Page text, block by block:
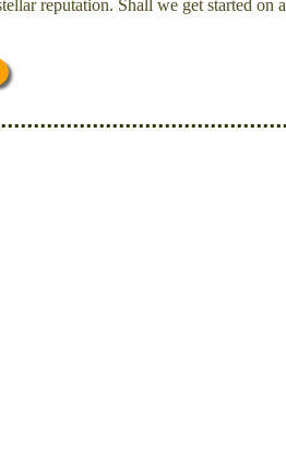
reputation. Shall we get started on a